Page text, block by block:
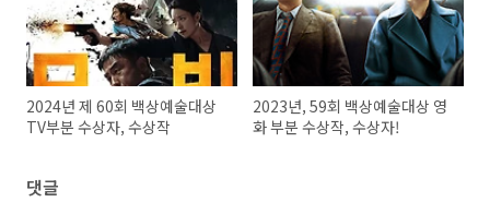
2024년 제 60회 백상예술대상
TV부분 수상자, 수상작
2023년, 59회 백상예술대상 영
화 부분 수상작, 수상자!
댓글